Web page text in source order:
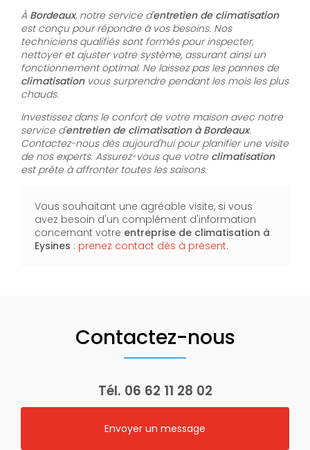
À Bordeaux, notre service d'entretien de climatisation
est conçu pour répondre à vos besoins. Nos
techniciens qualifiés sont formés pour inspecter,
nettoyer et ajuster votre système, assurant ainsi un
fonctionnement optimal. Ne laissez pas les pannes de
climatisationvous surprendre pendant les mois les plus
chauds.
Investissez dans le confort de votre maison avec notre
service d'entretien de climatisation à Bordeaux.
Contactez-nous dès aujourd'hui pour planifier une visite
de nos experts. Assurez-vous que votre climatisation
est prête à affronter toutes les saisons.
Vous souhaitant une agréable visite, si vous
avez besoin d'un complément d'information
concernant votre entreprise de climatisation à
Eysines : prenez contact dès à présent.
Contactez-nous
Tél. 06 62 11 28 02
Envoyer un message